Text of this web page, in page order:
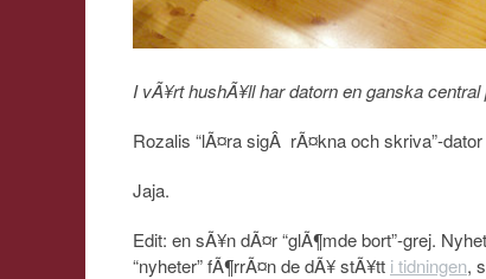
I vÃ¥rt hushÃ¥ll har datorn en ganska central
Rozalis “lÃ¤ra sigÂ rÃ¤kna och skriva”-
Jaja.
Edit: en sÃ¥n dÃ¤r “glÃ¶mde bort”-grej.
“nyheter” fÃ¶rrÃ¤n de dÃ¥ stÃ¥tt i tidningen,